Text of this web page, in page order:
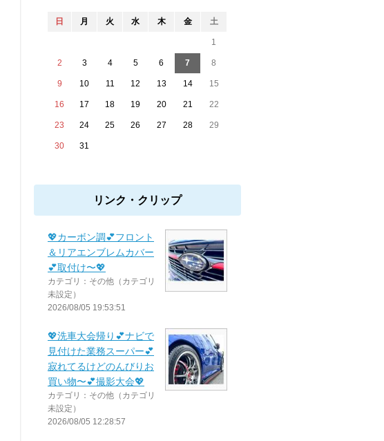
日 月 火 水 木 金 土
1
2 3 4 5 6 7 8
9 10 11 12 13 14 15
16 17 18 19 20 21 22
23 24 25 26 27 28 29
30 31
リンク・クリップ
💖カーボン調💕フロント
＆リアエンブレムカバー
💕取付け〜💖
カテゴリ：その他（カテゴリ
未設定）
2026/08/05 19:53:51
💖洗車大会帰り💕ナビで
見付けた業務スーパー💕
寂れてるけどのんびりお
買い物〜💕撮影大会💖
カテゴリ：その他（カテゴリ
未設定）
2026/08/05 12:28:57